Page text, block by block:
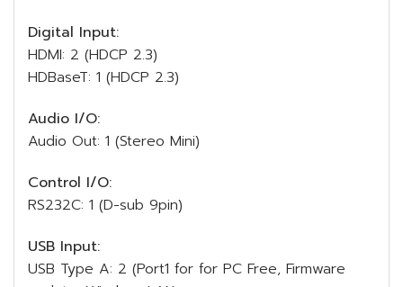
Digital Input:
HDMI: 2 (HDCP 2.3)
HDBaseT: 1 (HDCP 2.3)
Audio I/O:
Audio Out: 1 (Stereo Mini)
Control I/O:
RS232C: 1 (D-sub 9pin)
USB Input:
USB Type A: 2 (Port1 for for PC Free, Firmware